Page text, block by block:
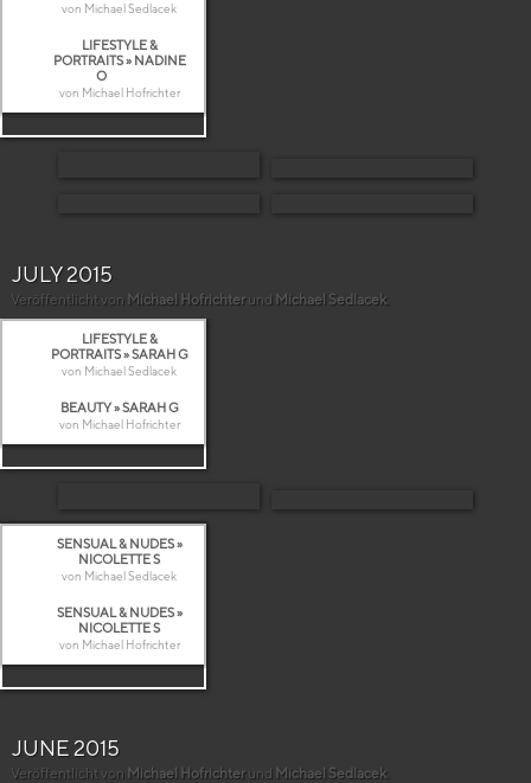
von Michael Sedlacek
LIFESTYLE &
PORTRAITS » NADINE
O
von Michael Hofrichter
JULY 2015
Veröffentlicht von Michael Hofrichterund Michael Sedlacek
LIFESTYLE &
PORTRAITS » SARAH G
von Michael Sedlacek
BEAUTY » SARAH G
von Michael Hofrichter
SENSUAL & NUDES »
NICOLETTE S
von Michael Sedlacek
SENSUAL & NUDES »
NICOLETTE S
von Michael Hofrichter
JUNE 2015
Veröffentlicht von Michael Hofrichterund Michael Sedlacek